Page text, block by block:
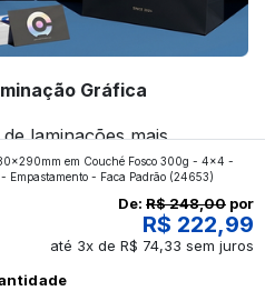
Gráfica
laminações mais
gráfica FuturaIM? Então,
revelar para você!
em Couché Fosco 300g - 4x4 -
- Empastamento - Faca Padrão (24653)
De: R$ 248,00 por
R$ 222,99
até 3x de R$ 74,33 sem juros